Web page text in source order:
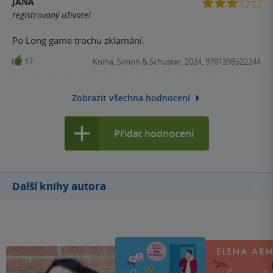
Lásky po Španělsku.
registrovaný uživatel
Po Long game trochu zklamání.
17 Kniha, Simon & Schuster, 2024, 9781398522244
Zobrazit všechna hodnocení
Přidat hodnocení
Další knihy autora